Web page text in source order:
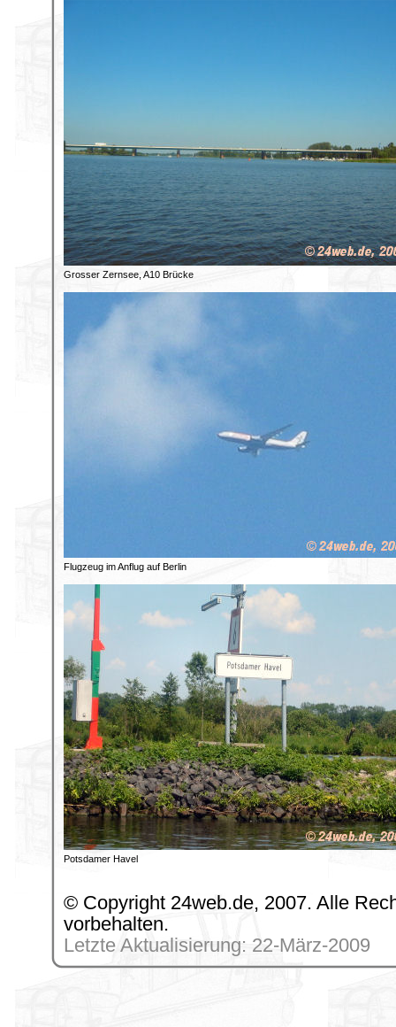
Grosser Zernsee, A10 Brücke
Flugzeug im Anflug auf Berlin
Potsdamer Havel
© Copyright 24web.de, 2007. Alle
vorbehalten.
Letzte Aktualisierung: 22-März-2009